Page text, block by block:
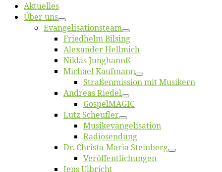
Ak­tu­el­les
Über uns
Evangelisa­tions­team
Fried­helm Bilsing
Alex­an­der Hellmich
Ni­klas Junghannß
Mi­cha­el Kaufmann
Straßenmis­sion mit Musikern
An­dre­as Riedel
Gos­pel­MA­GIC
Lutz Scheuf­ler
Musikevan­ge­li­sa­tion
Ra­dio­sen­dung
Dr. Chris­­ta-Ma­ria Steinberg
Ver­öf­fent­li­chun­gen
Jens Ulb­richt